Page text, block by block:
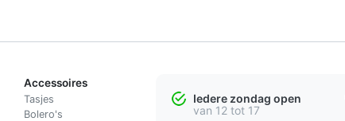
Accessoires
Tasjes
Bolero's
Iedere zondag open
van 12 tot 17